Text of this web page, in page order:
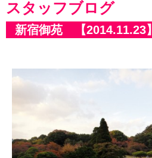
スタッフブログ
新宿御苑 【2014.11.23】